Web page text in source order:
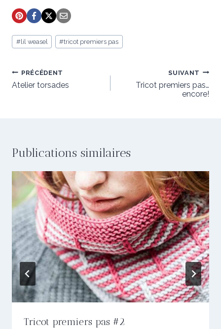
Étiquettes
de
#lil weasel #tricot premiers pas
Navigation
de
PRÉCÉDENT
Atelier torsades
SUIVANT
Tricot premiers pas…
encore!
Publications similaires
Tricot premiers pas #2